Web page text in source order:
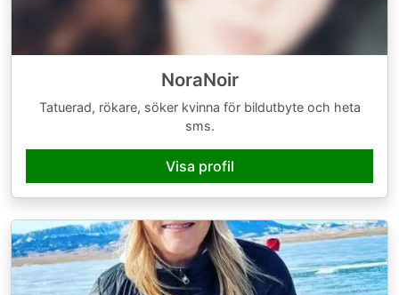
NoraNoir
Tatuerad, rökare, söker kvinna för bildutbyte och heta
sms.
Visa profil